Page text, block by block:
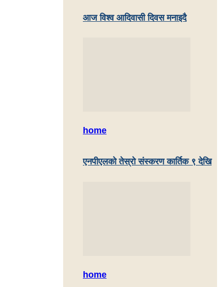
आज विश्व आदिवासी दिवस मनाइदै
home
एनपीएलको तेस्रो संस्करण कार्तिक ९ देखि
home